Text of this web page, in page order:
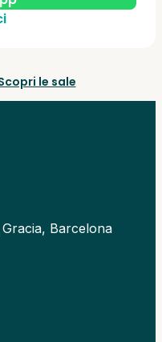
le sale
Barcelona